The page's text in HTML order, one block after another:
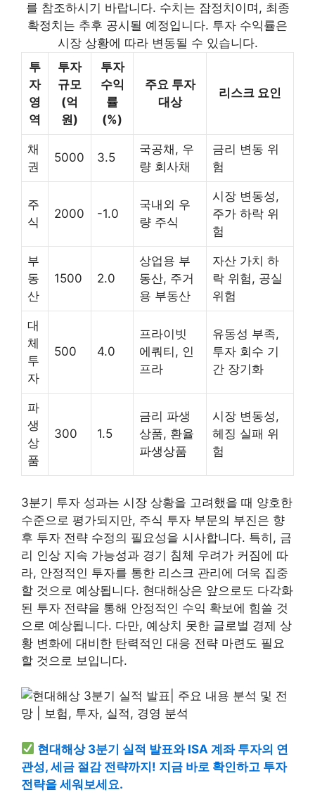
를 참조하시기 바랍니다. 수치는 잠정치이며, 최종
확정치는 추후 공시될 예정입니다. 투자 수익률은
시장 상황에 따라 변동될 수 있습니다.
투
자
영
역
투자
규모
(억
원)
투자
수익
률
(%)
주요 투자
대상
리스크 요인
채
권
5000 3.5
국공채, 우
량 회사채
금리 변동 위
험
주
식
2000 -1.0
국내외 우
량 주식
시장 변동성,
주가 하락 위
험
부
동
산
1500 2.0
상업용 부
동산, 주거
용 부동산
자산 가치 하
락 위험, 공실
위험
대
체
투
자
500 4.0
프라이빗
에쿼티, 인
프라
유동성 부족,
투자 회수 기
간 장기화
파
생
상
품
300 1.5
금리 파생
상품, 환율
파생상품
시장 변동성,
헤징 실패 위
험
3분기 투자 성과는 시장 상황을 고려했을 때 양호한
수준으로 평가되지만, 주식 투자 부문의 부진은 향
후 투자 전략 수정의 필요성을 시사합니다. 특히, 금
리 인상 지속 가능성과 경기 침체 우려가 커짐에 따
라, 안정적인 투자를 통한 리스크 관리에 더욱 집중
할 것으로 예상됩니다. 현대해상은 앞으로도 다각화
된 투자 전략을 통해 안정적인 수익 확보에 힘쓸 것
으로 예상됩니다. 다만, 예상치 못한 글로벌 경제 상
황 변화에 대비한 탄력적인 대응 전략 마련도 필요
할 것으로 보입니다.
현대해상 3분기 실적 발표와 ISA 계좌 투자의 연
관성, 세금 절감 전략까지! 지금 바로 확인하고 투자
전략을 세워보세요.